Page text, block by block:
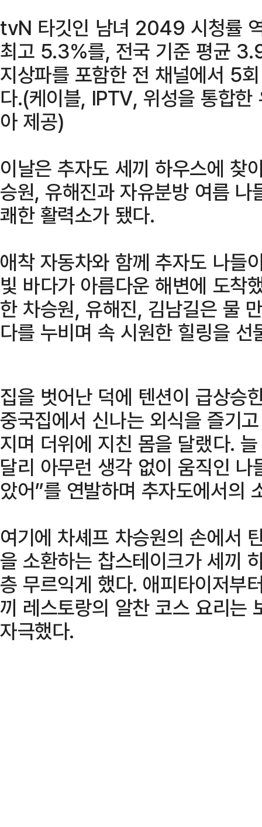
tvN 타깃인 남녀 2049 시청률
최고 5.3%를, 전국 기준 평균
지상파를 포함한 전 채널에서 5
다.(케이블, IPTV, 위성을 통합
아 제공)
이날은 추자도 세끼 하우스에 찾
승원, 유해진과 자유분방 여름
쾌한 활력소가 됐다.
애착 자동차와 함께 추자도 나들
빛 바다가 아름다운 해변에 도착
한 차승원, 유해진, 김남길은 물
다를 누비며 속 시원한 힐링을 선
집을 벗어난 덕에 텐션이 급상승
중국집에서 신나는 외식을 즐기
지며 더위에 지친 몸을 달랬다.
달리 아무런 생각 없이 움직인
았어”를 연발하며 추자도에서의
여기에 차셰프 차승원의 손에서
을 소환하는 찹스테이크가 세끼
층 무르익게 했다. 애피타이저부
끼 레스토랑의 알찬 코스 요리는
자극했다.